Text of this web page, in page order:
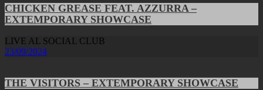
CHICKEN GREASE FEAT. AZZURRA –
EXTEMPORARY SHOWCASE
LIVE AL SOCIAL CLUB
23/09/2024
THE VISITORS – EXTEMPORARY SHOWCASE